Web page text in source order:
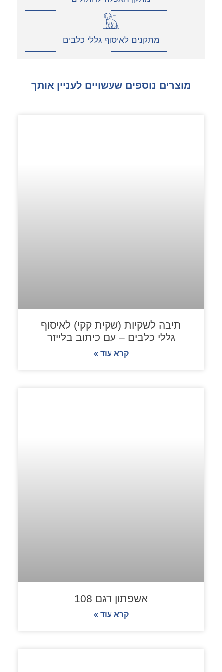
מתקנים לאיסוף גללי כלבים
מוצרים נוספים שעשויים לעניין אותך
תיבה לשקיות (שקית קקי) לאיסוף
גללי כלבים – עם כיתוב בלייזר
קרא עוד »
אשפתון דגם 108
קרא עוד »